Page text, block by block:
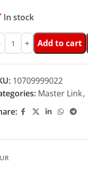
In stock
Add to cart
10709999022
Master Link,